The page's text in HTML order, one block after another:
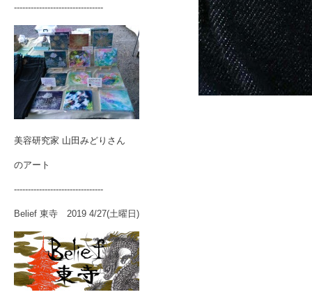
--------------------------------
美容研究家 山田みどりさん
のアート
--------------------------------
Belief 東寺 2019 4/27(土曜日)